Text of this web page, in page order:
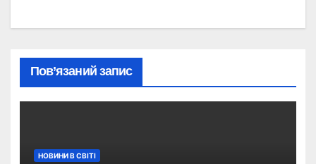
Пов’язаний запис
НОВИНИ В СВІТІ